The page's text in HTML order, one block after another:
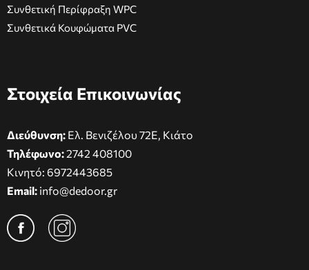
Συνθετική Περίφραξη WPC
Συνθετικά Κουφώματα PVC
Στοιχεία Επικοινωνίας
Διεύθυνση: Ελ. Βενιζέλου 72Ε, Κιάτο
Τηλέφωνο:2742 408100
Κινητό: 6972443685
Email: info@dedoor.gr